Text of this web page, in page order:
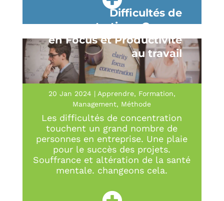
Difficultés de
concentration : Gagner
en Focus et Productivité
au travail
20 Jan 2024 | Apprendre, Formation,
Management, Méthode
Les difficultés de concentration
touchent un grand nombre de
personnes en entreprise. Une plaie
pour le succès des projets.
Souffrance et altération de la santé
mentale. changeons cela.